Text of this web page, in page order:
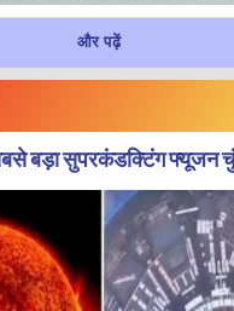
और पढ़ें
बड़ा सुपरकंडक्टिंग फ्यूजन